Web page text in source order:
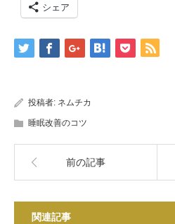
シェア
投稿者: ネムチカ
睡眠改善のコツ
前の記事
関連記事